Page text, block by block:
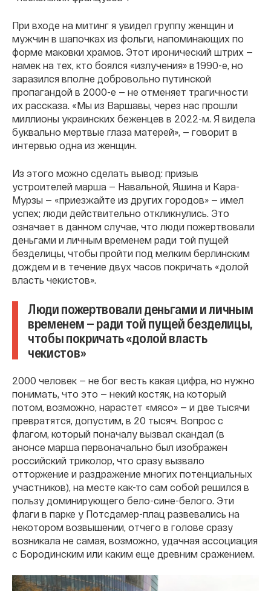
При входе на митинг я увидел группу женщин и
мужчин в шапочках из фольги, напоминающих по
форме маковки храмов. Этот иронический штрих —
намек на тех, кто боялся «излучения» в 1990-е, но
заразился вполне добровольно путинской
пропагандой в 2000-е — не отменяет трагичности
их рассказа. «Мы из Варшавы, через нас прошли
миллионы украинских беженцев в 2022-м. Я видела
буквально мертвые глаза матерей», — говорит в
интервью одна из женщин.
Из этого можно сделать вывод: призыв
устроителей марша — Навальной, Яшина и Кара-
Мурзы — «приезжайте из других городов» — имел
успех; люди действительно откликнулись. Это
означает в данном случае, что люди пожертвовали
деньгами и личным временем ради той пущей
безделицы, чтобы пройти под мелким берлинским
дождем и в течение двух часов покричать «долой
власть чекистов».
Люди пожертвовали деньгами и личным
временем — ради той пущей безделицы,
чтобы покричать «долой власть
чекистов»
2000 человек — не бог весть какая цифра, но нужно
понимать, что это — некий костяк, на который
потом, возможно, нарастет «мясо» — и две тысячи
превратятся, допустим, в 20 тысяч. Вопрос с
флагом, который поначалу вызвал скандал (в
анонсе марша первоначально был изображен
российский триколор, что сразу вызвало
отторжение и раздражение многих потенциальных
участников), на месте как-то сам собой решился в
пользу доминирующего бело-сине-белого. Эти
флаги в парке у Потсдамер-плац развевались на
некотором возвышении, отчего в голове сразу
возникала не самая, возможно, удачная ассоциация
с Бородинским или каким еще древним сражением.